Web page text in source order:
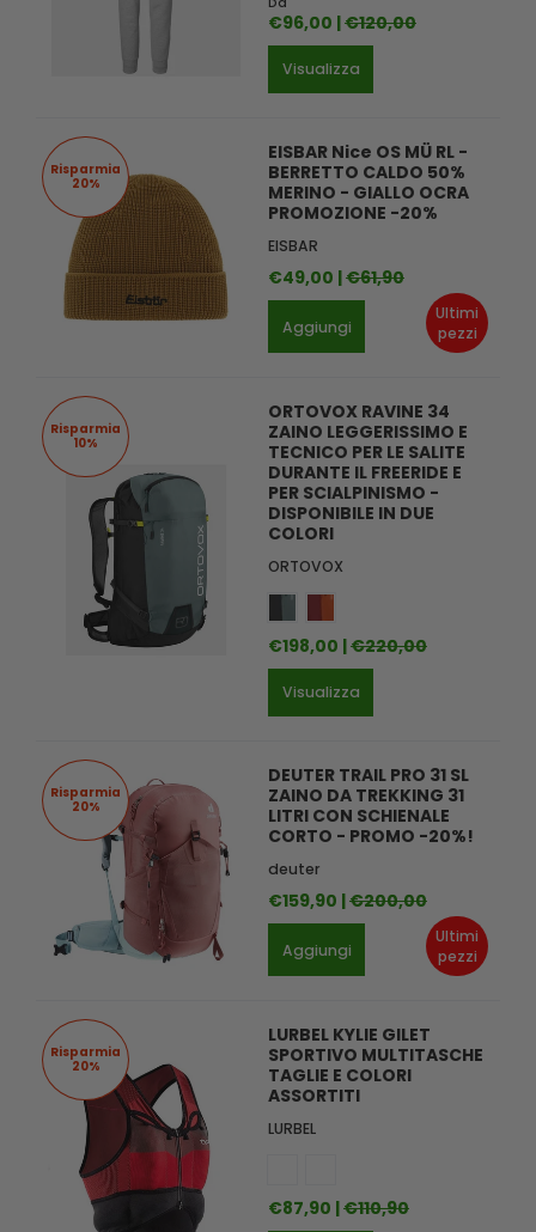
€96,00 |€120,00
Visualizza
Ultimi
pezzi
Risparmia
20%
EISBAR Nice OS MÜ RL -
BERRETTO CALDO 50%
MERINO - GIALLO OCRA
PROMOZIONE -20%
EISBAR
€49,00 |€61,90
Aggiungi
Risparmia
10%
ORTOVOX RAVINE 34
ZAINO LEGGERISSIMO E
TECNICO PER LE SALITE
DURANTE IL FREERIDE E
PER SCIALPINISMO -
DISPONIBILE IN DUE
COLORI
ORTOVOX
€198,00 |€220,00
Visualizza
Ultimi
pezzi
Risparmia
20%
DEUTER TRAIL PRO 31 SL
ZAINO DA TREKKING 31
LITRI CON SCHIENALE
CORTO - PROMO -20%!
deuter
€159,90 |€200,00
Aggiungi
Risparmia
20%
LURBEL KYLIE GILET
SPORTIVO MULTITASCHE
TAGLIE E COLORI
ASSORTITI
LURBEL
€87,90 |€110,90